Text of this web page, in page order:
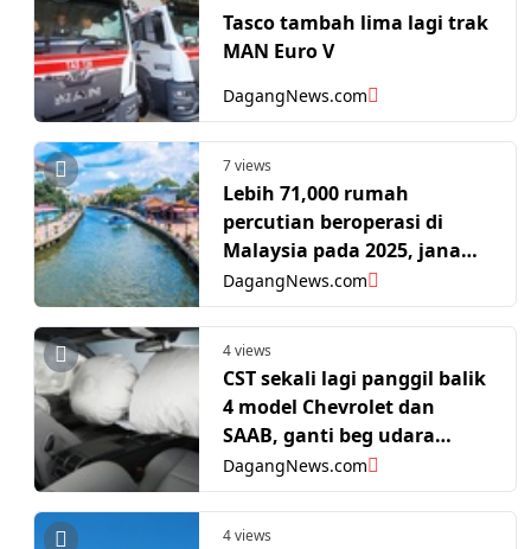
Tasco tambah lima lagi trak
MAN Euro V
DagangNews.com
7 views
Lebih 71,000 rumah
percutian beroperasi di
Malaysia pada 2025, jana
hasil RM2.2 bilion - DOSM
DagangNews.com
4 views
CST sekali lagi panggil balik
4 model Chevrolet dan
SAAB, ganti beg udara
Takata hingga akhir 2026
DagangNews.com
4 views